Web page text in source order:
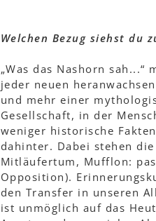
Welchen Bezug siehst du
„Was das Nashorn
jeder neuen
und mehr einer
Gesellschaft, in der
weniger historische
dahinter. Dabei stehen
Mitläufertum, Mufflon:
Opposition).
den Transfer in unseren
ist unmöglich auf das